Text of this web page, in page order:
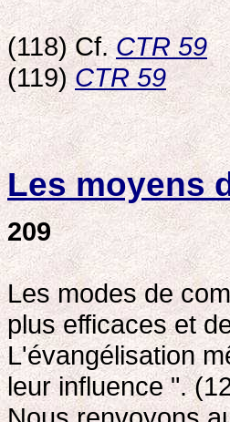
(118) Cf.CTR 59
(119) CTR 59
Les moyens
209
Les modes de
plus efficaces et
L'évangélisation
leur influence ".